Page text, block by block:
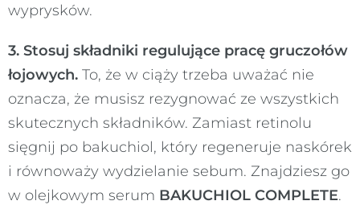
wyprysków.
3. Stosuj składniki regulujące pracę gruczołów
łojowych. To, że w ciąży trzeba uważać nie
oznacza, że musisz rezygnować ze wszystkich
skutecznych składników. Zamiast retinolu
sięgnij po bakuchiol, który regeneruje naskórek
i równoważy wydzielanie sebum. Znajdziesz go
w olejkowym serum BAKUCHIOL COMPLETE.